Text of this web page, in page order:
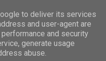
to deliver its services
and user-agent are
and security
generate usage
abuse.